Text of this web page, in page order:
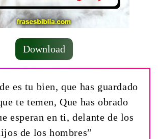
Download
es tu bien, que has guardado
te temen, Que has obrado
esperan en ti, delante de los
de los hombres”